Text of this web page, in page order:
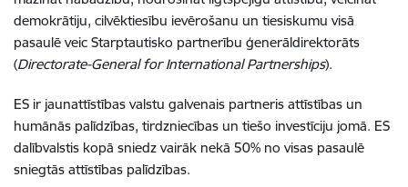
demokrātiju, cilvēktiesību ievērošanu un tiesiskumu visā
pasaulē veic Starptautisko partnerību ģenerāldirektorāts
(Directorate-General for International Partnerships).
ES ir jaunattīstības valstu galvenais partneris attīstības un
humānās palīdzības, tirdzniecības un tiešo investīciju jomā. ES
dalībvalstis kopā sniedz vairāk nekā 50% no visas pasaulē
sniegtās attīstības palīdzības.